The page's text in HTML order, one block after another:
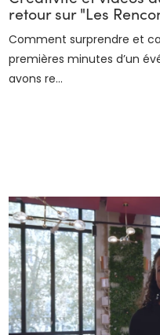
retour sur "Les
Comment surprendre et
premières minutes d’un
avons re...